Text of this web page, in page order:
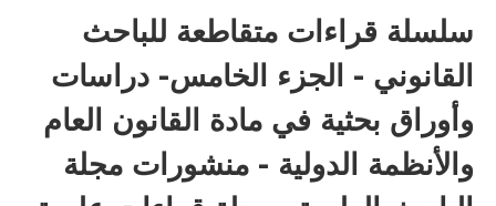
سلسلة قراءات متقاطعة للباحث
القانوني - الجزء الخامس- دراسات
وأوراق بحثية في مادة القانون العام
والأنظمة الدولية - منشورات مجلة